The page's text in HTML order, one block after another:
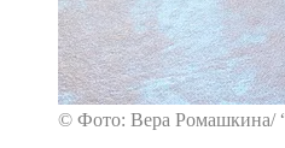
© Фото: Вера Ромашкина/